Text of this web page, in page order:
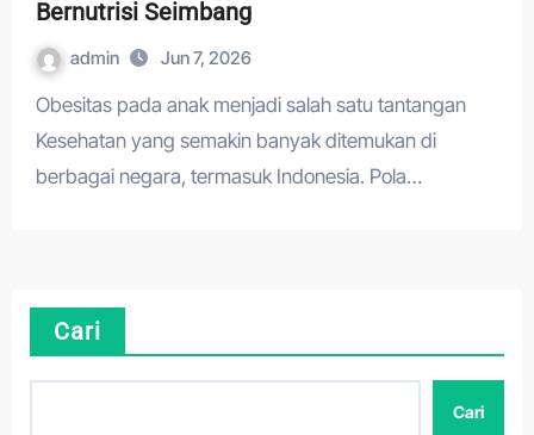
Bernutrisi Seimbang
admin Jun 7, 2026
Obesitas pada anak menjadi salah satu tantangan
Kesehatan yang semakin banyak ditemukan di
berbagai negara, termasuk Indonesia. Pola…
Cari
Cari